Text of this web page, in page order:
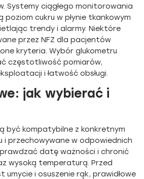
Systemy ciągłego monitorowania
poziom cukru w płynie tkankowym
trendy i alarmy. Niektóre
przez NFZ dla pacjentów
kryteria. Wybór glukometru
częstotliwość pomiarów,
i łatwość obsługi.
jak wybierać i
być kompatybilne z konkretnym
i przechowywane w odpowiednich
datę ważności i chronić
wysoką temperaturą. Przed
umycie i osuszenie rąk, prawidłowe